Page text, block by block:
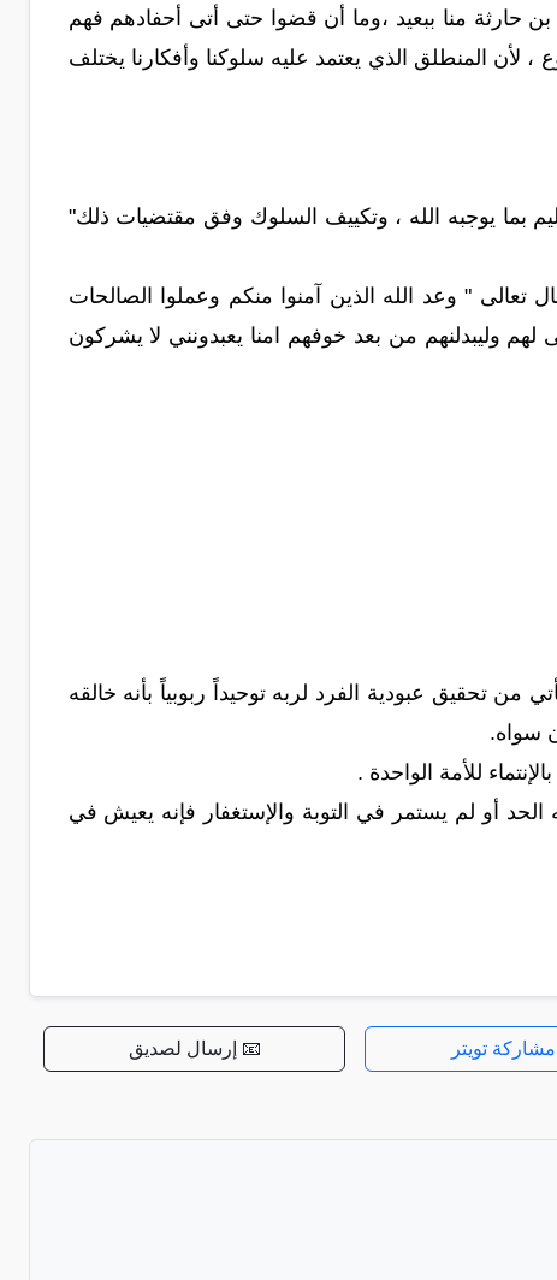
حارثة منا ببعيد ،وما أن قضوا حتى أتى أحفادهم فهم
المنطلق الذي يعتمد عليه سلوكنا وأفكارنا يختلف
بما يوجبه الله ، وتكييف السلوك وفق مقتضيات ذلك"
تعالى " وعد الله الذين آمنوا منكم وعملوا الصالحات
وليبدلنهم من بعد خوفهم امنا يعبدونني لا يشركون
من تحقيق عبودية الفرد لربه توحيداً ربوبياً بأنه خالقه
سواه.
للأمة الواحدة .
أو لم يستمر في التوبة والإستغفار فإنه يعيش في
تويتر 📧 إرسال لصديق